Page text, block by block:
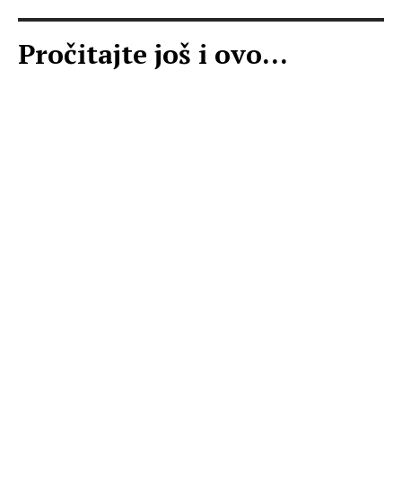
Pročitajte još i ovo...